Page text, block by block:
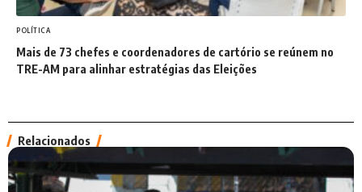
POLÍTICA
Mais de 73 chefes e coordenadores de cartório se reúnem no
TRE-AM para alinhar estratégias das Eleições
Relacionados